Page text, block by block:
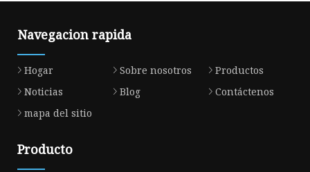
Navegacion rapida
Hogar Sobre nosotros
Productos
Noticias
Blog
Contáctenos
mapa del sitio
Producto